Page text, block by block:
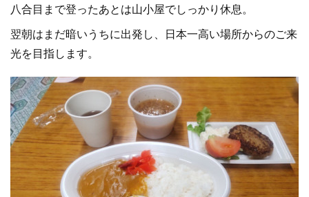
八合目まで登ったあとは山小屋でしっかり休息。
翌朝はまだ暗いうちに出発し、日本一高い場所からのご来
光を目指します。